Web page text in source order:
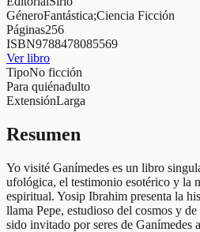
GéneroFantástica;Ciencia Ficción
Páginas256
ISBN9788478085569
Ver libro
TipoNo ficción
Para quiénadulto
ExtensiónLarga
Resumen
Yo visité Ganímedes es un libro
ufológica, el testimonio esotérico y la
espiritual. Yosip Ibrahim presenta la
llama Pepe, estudioso del cosmos y
sido invitado por seres de Ganímedes